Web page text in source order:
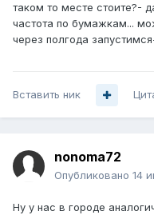
таком то месте стоите?-
частота по бумажкам...
через полгода
Вставить ник
nonoma72
Опубликовано 14
Ну у нас в городе